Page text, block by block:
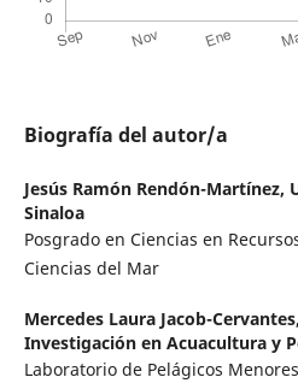
Biografía del autor/a
Jesús Ramón Rendón-Martínez,
Sinaloa
Posgrado en Ciencias en
Ciencias del Mar
Mercedes Laura Jacob-Cervantes,
Investigación en Acuacultura y
Laboratorio de Pelágicos